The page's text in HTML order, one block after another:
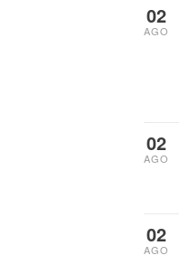
02
AGO
02
AGO
02
AGO